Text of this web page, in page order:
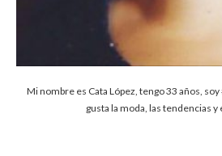
Mi nombre es Cata López, tengo 33 años,
gusta la moda, las tendencias y